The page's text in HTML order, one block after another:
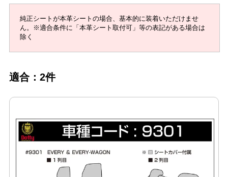
純正シートが本革シートの場合、基本的に装着いただけませ
ん。※適合条件に「本革シート取付可」等の表記がある場合は
除く
適合：2件